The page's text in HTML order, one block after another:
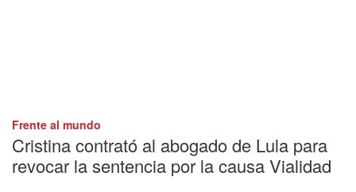
Frente al mundo
Cristina contrató al abogado de Lula para
revocar la sentencia por la causa Vialidad